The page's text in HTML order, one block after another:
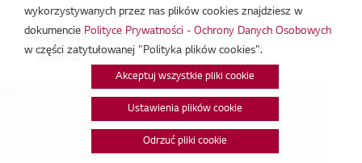
16/10/2025
Godzina:9:00 - 14:00
wykorzystywanych przez nas plików cookies znajdziesz w
dokumencie Polityce Prywatności - Ochrony Danych Osobowych
w części zatytułowanej "Polityka plików cookies".
Akceptuj wszystkie pliki cookie
Ustawienia plików cookie
Odrzuć pliki cookie